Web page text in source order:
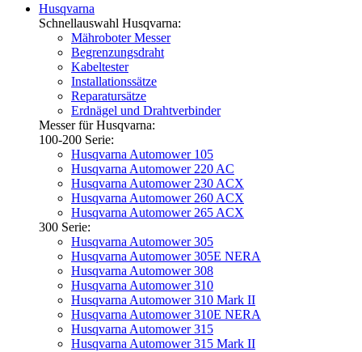
Husqvarna
Schnellauswahl Husqvarna:
Mähroboter Messer
Begrenzungsdraht
Kabeltester
Installationssätze
Reparatursätze
Erdnägel und Drahtverbinder
Messer für Husqvarna:
100-200 Serie:
Husqvarna Automower 105
Husqvarna Automower 220 AC
Husqvarna Automower 230 ACX
Husqvarna Automower 260 ACX
Husqvarna Automower 265 ACX
300 Serie:
Husqvarna Automower 305
Husqvarna Automower 305E NERA
Husqvarna Automower 308
Husqvarna Automower 310
Husqvarna Automower 310 Mark II
Husqvarna Automower 310E NERA
Husqvarna Automower 315
Husqvarna Automower 315 Mark II